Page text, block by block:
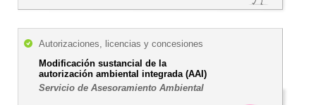
Autorizaciones, licencias y concesiones
Modificación sustancial de la
autorización ambiental integrada (AAI)
Servicio de Asesoramiento Ambiental